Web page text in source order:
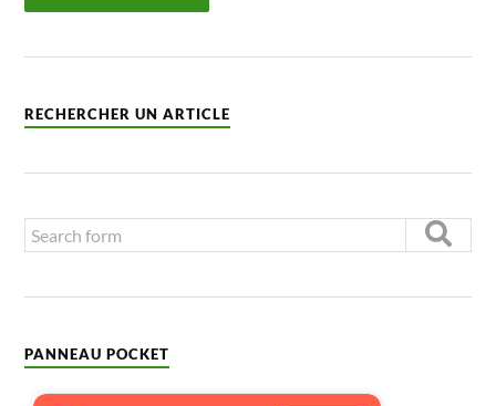
RECHERCHER UN ARTICLE
PANNEAU POCKET